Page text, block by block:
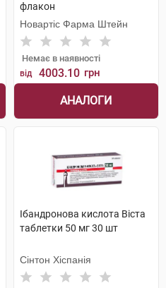
флакон
Новартіс Фарма Штейн
Немає в наявності
від 4003.10 грн
АНАЛОГИ
Ібандронова кислота Віста
таблетки 50 мг 30 шт
Сінтон Хіспанія